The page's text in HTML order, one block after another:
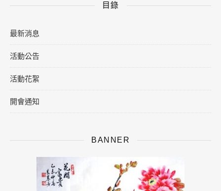
目錄
最新消息
活動公告
活動花絮
開會通知
BANNER